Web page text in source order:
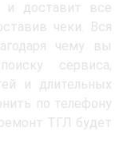
и доставит все
чеки. Вся
чему вы
сервиса,
и длительных
по телефону
ТГЛ будет